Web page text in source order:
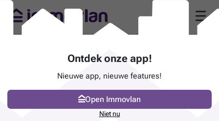
Ontdek onze app!
Nieuwe app, nieuwe features!
Open Immovlan
Niet nu